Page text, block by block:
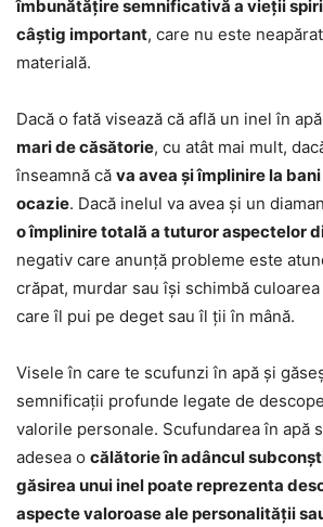
îmbunătățire semnificativă a vieții
câștig important, care nu este
materială.
Dacă o fată visează că află un inel în
mari de căsătorie, cu atât mai mult,
înseamnă că va avea și împlinire la
ocazie. Dacă inelul va avea și un
o împlinire totală a tuturor aspectelor
negativ care anunță probleme este
crăpat, murdar sau își schimbă
care îl pui pe deget sau îl ții în mână.
Visele în care te scufunzi în apă și
semnificații profunde legate de
valorile personale. Scufundarea în apă
adesea o călătorie în adâncul
găsirea unui inel poate reprezenta
aspecte valoroase ale personalității